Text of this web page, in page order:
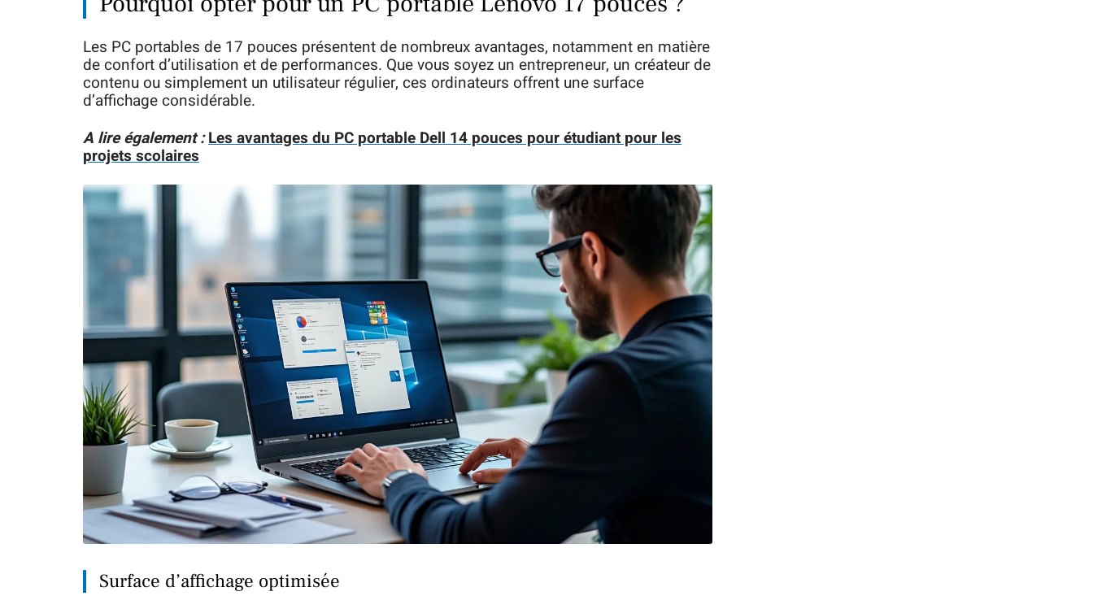
Les PC portables de 17 pouces présentent de nombreux avantages, notamment en matière
de confort d’utilisation et de performances. Que vous soyez un entrepreneur, un créateur de
contenu ou simplement un utilisateur régulier, ces ordinateurs offrent une surface
d’affichage considérable.
A lire également :Les avantages du PC portable Dell 14 pouces pour étudiant pour les
projets scolaires
Surface d’affichage optimisée